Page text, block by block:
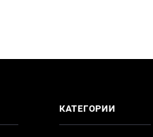
КАТЕГОРИИ